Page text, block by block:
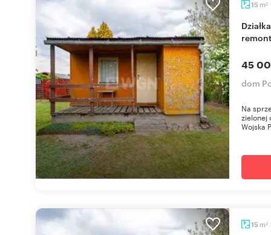
15 m2
Działka rekreacyjna 300 m² z domkiem do
45
dom
Na
zielonej
Wojska
15 m2